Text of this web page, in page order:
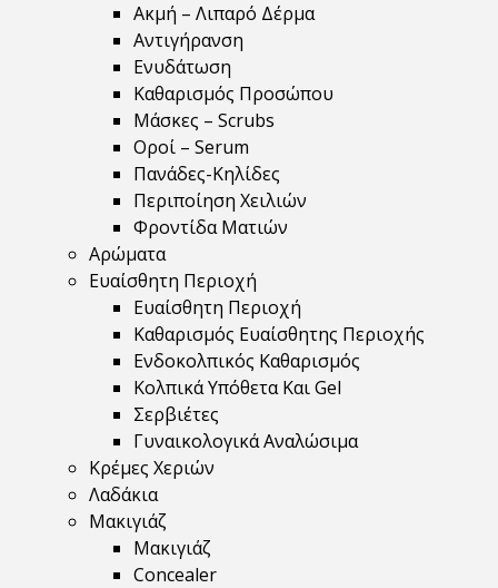
Ακμή – Λιπαρό Δέρμα
Αντιγήρανση
Ενυδάτωση
Καθαρισμός Προσώπου
Μάσκες – Scrubs
Οροί – Serum
Πανάδες-Κηλίδες
Περιποίηση Χειλιών
Φροντίδα Ματιών
Αρώματα
Ευαίσθητη Περιοχή
Ευαίσθητη Περιοχή
Καθαρισμός Ευαίσθητης Περιοχής
Ενδοκολπικός Καθαρισμός
Κολπικά Υπόθετα Και Gel
Σερβιέτες
Γυναικολογικά Αναλώσιμα
Κρέμες Χεριών
Λαδάκια
Μακιγιάζ
Μακιγιάζ
Concealer